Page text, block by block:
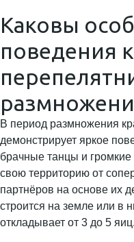
Каковы
поведения
В период размножения
демонстрирует яркое
брачные танцы и
свою территорию от
партнёров на основе их
строится на земле или в
откладывает от 3 до 5 яиц.